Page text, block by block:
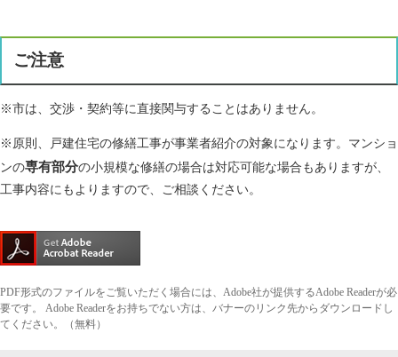
ご注意
※市は、交渉・契約等に直接関与することはありません。
※原則、戸建住宅の修繕工事が事業者紹介の対象になります。マンショ
ンの専有部分の小規模な修繕の場合は対応可能な場合もありますが、
工事内容にもよりますので、ご相談ください。
PDF形式のファイルをご覧いただく場合には、Adobe社が提供するAdobe Readerが必
要です。
Adobe Readerをお持ちでない方は、バナーのリンク先からダウンロードし
てください。（無料）